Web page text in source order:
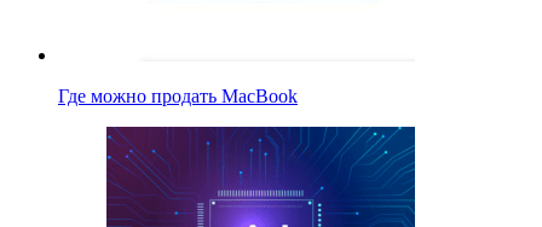
Где можно продать MacBook